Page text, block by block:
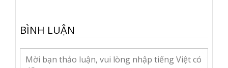
BÌNH LUẬN